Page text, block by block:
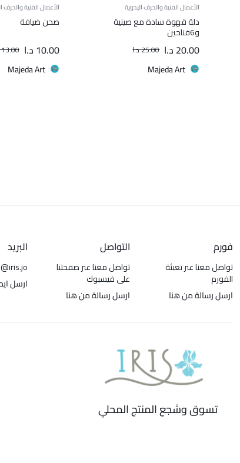
الأعمال الفنية والحرف اليدوية
دلة قهوة سادة مع صينية
و6فناحين
25.00د.ا 20.00 د.ا
Majeda Art
الأعمال الفنية والحرف
صحن ضيافة
13.00 10.00 د.ا
Majeda Art
فورم
تواصل معنا عبر تعبئة
الفورم
ارسل رسالة من هنا
التواصل
تواصل معنا عبر صفحتنا
على فيسبوك
ارسل رسالة من هنا
البريد
ارسل
تسوق وشجع المنتج المحلي